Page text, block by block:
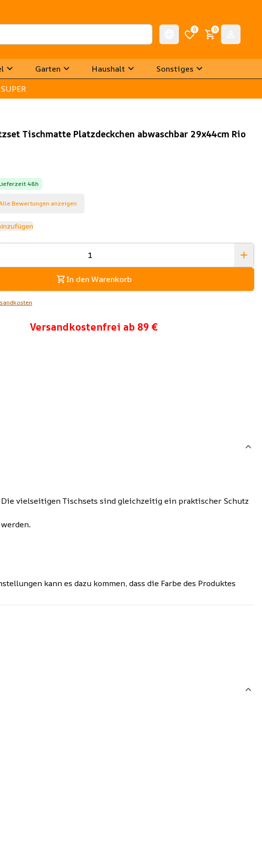
0 0
Garten Haushalt
Sonstiges
Tischmatte Platzdeckchen abwaschbar 29x44cm Rio
48h
Bewertungen anzeigen
In den Warenkorb
Versandkostenfrei ab 89 €
vielseitigen Tischsets sind gleichzeitig ein praktischer Schutz
kann es dazu kommen, dass die Farbe des Produktes